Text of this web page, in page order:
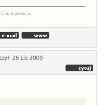
Vampirów :)=
25 Lis 2009